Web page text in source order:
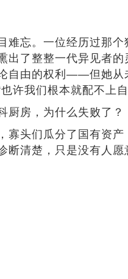
。一位经历过那个
了整整一代异见者
自由的权利——但她
许我们根本就配不上
房，为什么失败了？
们瓜分了国有资产
清楚，只是没有人愿